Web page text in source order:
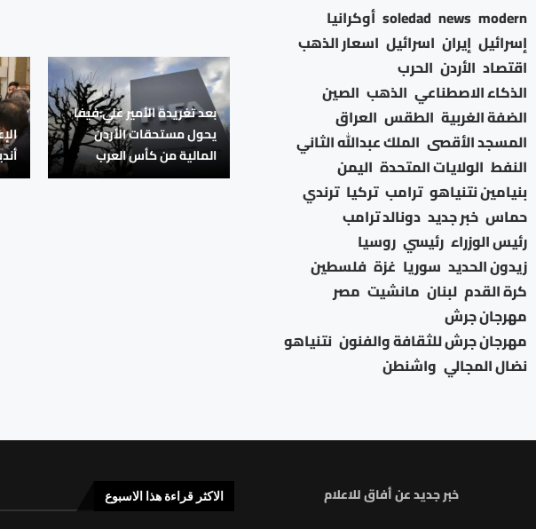
بعد تغريدة الأمير علي:فيفا
يحول مستحقات الأردن
المالية من كأس العرب
modern
news
soledad أوكرانيا
إسرائيل إيران اسرائيل اسعار الذهب
اقتصاد الأردن الحرب
الذكاء الاصطناعي الذهب الصين
الضفة الغربية الطقس العراق
المسجد الأقصى الملك عبدالله الثاني
النفط الولايات المتحدة اليمن
بنيامين نتنياهو ترامب تركيا ترندي
حماس خبر جديد دونالد ترامب
رئيس الوزراء رئيسي روسيا
زيدون الحديد سوريا غزة فلسطين
كرة القدم لبنان مانشيت مصر
مهرجان جرش
مهرجان جرش للثقافة والفنون نتنياهو
نضال المجالي واشنطن
خبر جديد عن أفاق للاعلام الاكثر قراءة هذا الاسبوع